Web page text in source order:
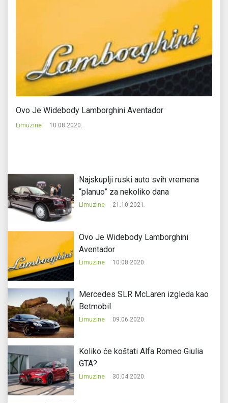
Ovo Je Widebody Lamborghini Aventador
Limuzine 10.08.2020.
Najskuplji ruski auto svih vremena
“planuo” za nekoliko dana
Limuzine 21.10.2021.
Ovo Je Widebody Lamborghini
Aventador
Limuzine 10.08.2020.
Mercedes SLR McLaren izgleda kao
Betmobil
Limuzine 09.06.2020.
Koliko će koštati Alfa Romeo Giulia
GTA?
Limuzine 30.04.2020.